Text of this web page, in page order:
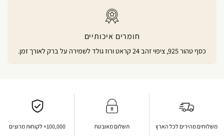
חומרים איכותיים
כסף טהור 925, ציפוי זהב 24 קראט ורוז גולד לשמירה על ברק לאורך זמן.
משלוחים מהירים לכל הארץ תשלום מאובטח 100,000+ לקוחות מרוצים